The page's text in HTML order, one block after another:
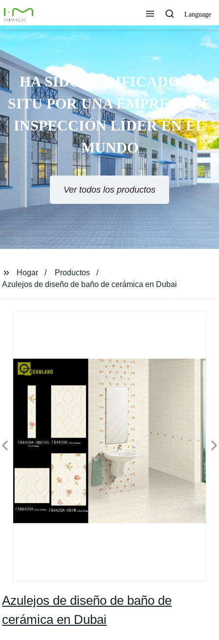
Language
TECNOLOGÍA ÚNICA,
EXCELENTE CALIDAD,
SERVICIO RÁPIDO
Ver todos los productos
Hogar
Productos
Azulejos de diseño de baño de cerámica en Dubai
Azulejos de diseño de baño de
cerámica en Dubai